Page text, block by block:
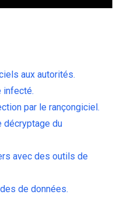
aux autorités.
infecté.
par le rançongiciel.
décryptage du
avec des outils de
de données.